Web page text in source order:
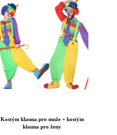
Kostým klauna pro muže + kostým
klauna pro ženy